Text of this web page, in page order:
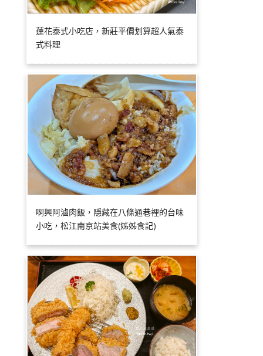
蓮花泰式小吃店，新莊平價划算超人氣泰
式料理
啊興阿滷肉飯，隱藏在八條通巷裡的台味
小吃，松江南京站美食(姊姊食記)